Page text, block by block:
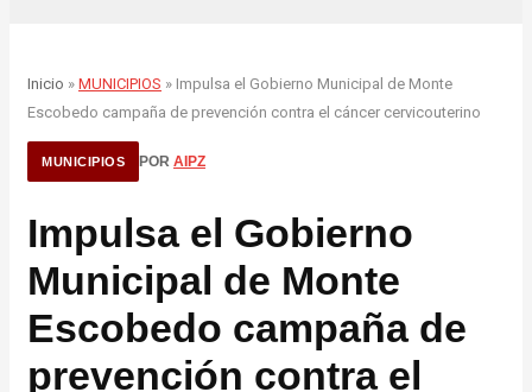
Inicio » MUNICIPIOS » Impulsa el Gobierno Municipal de Monte
Escobedo campaña de prevención contra el cáncer cervicouterino
MUNICIPIOS POR AIPZ
Impulsa el Gobierno
Municipal de Monte
Escobedo campaña de
prevención contra el